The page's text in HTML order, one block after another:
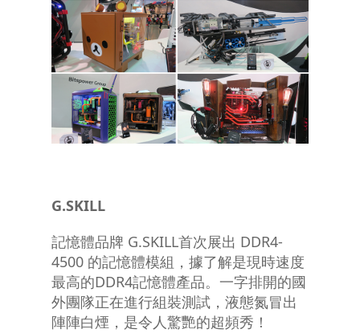
G.SKILL
記憶體品牌 G.SKILL首次展出 DDR4-
4500 的記憶體模組，據了解是現時速度
最高的DDR4記憶體產品。一字排開的國
外團隊正在進行組裝測試，液態氮冒出
陣陣白煙，是令人驚艷的超頻秀！